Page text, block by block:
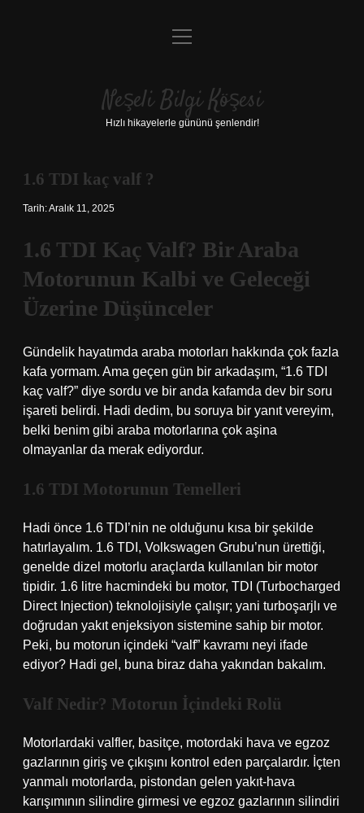
Anasayfa
Yasal Uyarı
menüyü
Neşeli Bilgi Köşesi
Hızlı hikayelerle gününü şenlendir!
1.6 TDI kaç valf ?
Tarih: Aralık 11, 2025
1.6 TDI Kaç Valf? Bir Araba
Motorunun Kalbi ve Geleceği
Üzerine Düşünceler
Gündelik hayatımda araba motorları hakkında çok fazla
kafa yormam. Ama geçen gün bir arkadaşım, “1.6 TDI
kaç valf?” diye sordu ve bir anda kafamda dev bir soru
işareti belirdi. Hadi dedim, bu soruya bir yanıt vereyim,
belki benim gibi araba motorlarına çok aşina
olmayanlar da merak ediyordur.
1.6 TDI Motorunun Temelleri
Hadi önce 1.6 TDI’nin ne olduğunu kısa bir şekilde
hatırlayalım. 1.6 TDI, Volkswagen Grubu’nun ürettiği,
genelde dizel motorlu araçlarda kullanılan bir motor
tipidir. 1.6 litre hacmindeki bu motor, TDI (Turbocharged
Direct Injection) teknolojisiyle çalışır; yani turboşarjlı ve
doğrudan yakıt enjeksiyon sistemine sahip bir motor.
Peki, bu motorun içindeki “valf” kavramı neyi ifade
ediyor? Hadi gel, buna biraz daha yakından bakalım.
Valf Nedir? Motorun İçindeki Rolü
Motorlardaki valfler, basitçe, motordaki hava ve egzoz
gazlarının giriş ve çıkışını kontrol eden parçalardır. İçten
yanmalı motorlarda, pistondan gelen yakıt-hava
karışımının silindire girmesi ve egzoz gazlarının silindiri